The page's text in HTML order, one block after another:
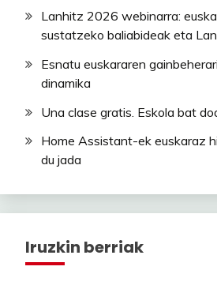
Lanhitz 2026 webinarra:
sustatzeko baliabideak eta
Esnatu euskararen
dinamika
Una clase gratis. Eskola bat
Home Assistant-ek euskaraz
du jada
Iruzkin berriak